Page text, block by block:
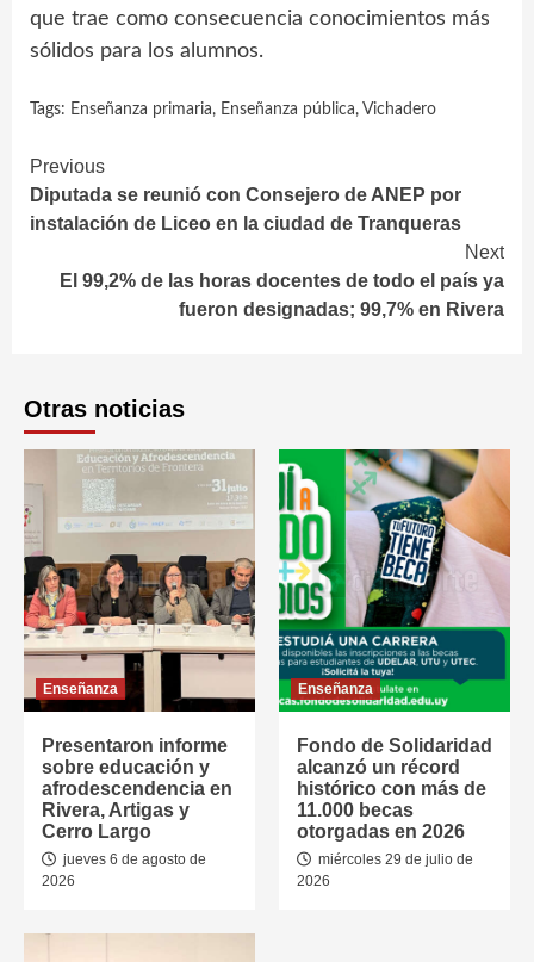
que trae como consecuencia conocimientos más
sólidos para los alumnos.
Tags: Enseñanza primaria, Enseñanza pública, Vichadero
Continue
Reading
Previous
Diputada se reunió con Consejero de ANEP por
instalación de Liceo en la ciudad de Tranqueras
Next
El 99,2% de las horas docentes de todo el país ya
fueron designadas; 99,7% en Rivera
Otras noticias
Enseñanza
Presentaron informe
sobre educación y
afrodescendencia en
Rivera, Artigas y
Cerro Largo
jueves 6 de agosto de
2026
Enseñanza
Fondo de Solidaridad
alcanzó un récord
histórico con más de
11.000 becas
otorgadas en 2026
miércoles 29 de julio de
2026